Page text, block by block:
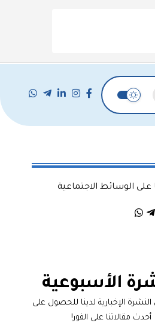
على الوسائط الاجتماعية
الأسبوعية
الإخبارية لدينا للحصول على
أحدث مقالاتنا على الفور!